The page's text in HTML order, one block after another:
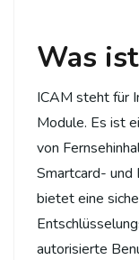
Was
ICAM steht für
Module. Es ist
von
Smartcard- und
bietet eine
autorisierte